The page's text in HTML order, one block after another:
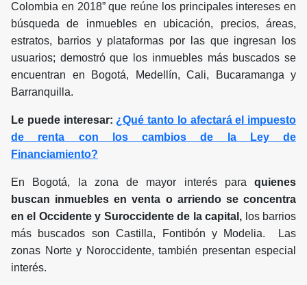
Colombia en 2018” que reúne los principales intereses en
búsqueda de inmuebles en ubicación, precios, áreas,
estratos, barrios y plataformas por las que ingresan los
usuarios; demostró que los inmuebles más buscados se
encuentran en Bogotá, Medellín, Cali, Bucaramanga y
Barranquilla.
Le puede interesar: ¿Qué tanto lo afectará el impuesto
de renta con los cambios de la Ley de
Financiamiento?
En Bogotá, la zona de mayor interés para quienes
buscan inmuebles en venta o arriendo se concentra
en el Occidente y Suroccidente de la capital, los barrios
más buscados son Castilla, Fontibón y Modelia. Las
zonas Norte y Noroccidente, también presentan especial
interés.